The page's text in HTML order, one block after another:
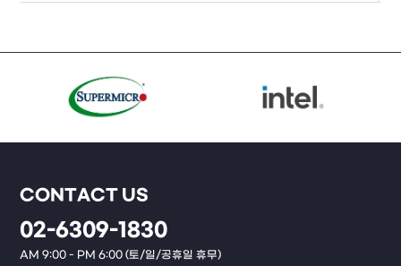
CONTACT US
02-6309-1830
AM 9:00 - PM 6:00 (토/일/공휴일 휴무)